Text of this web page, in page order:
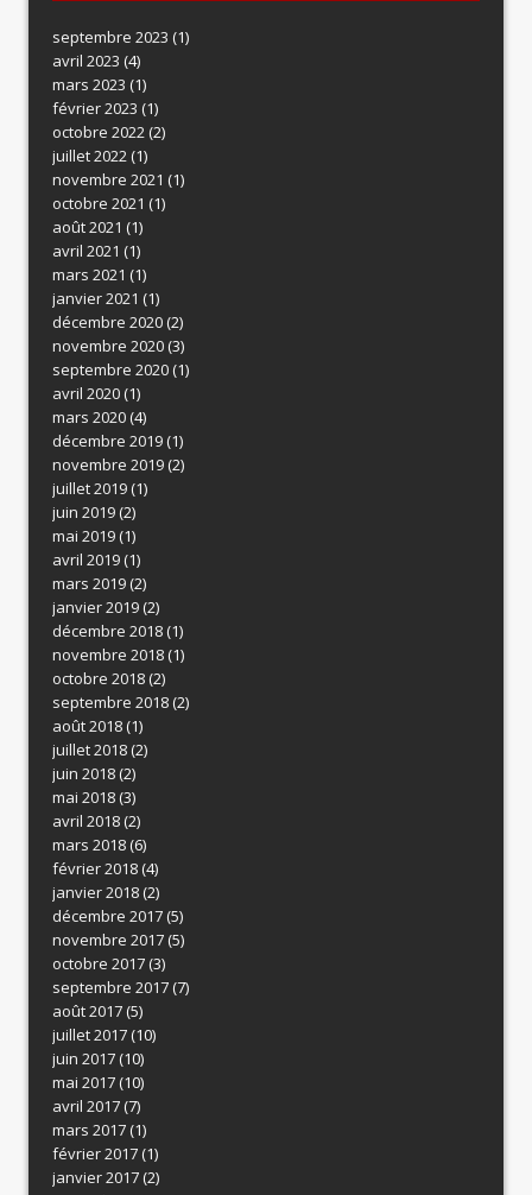
septembre 2023 (1)
avril 2023 (4)
mars 2023 (1)
février 2023 (1)
octobre 2022(2)
juillet 2022(1)
novembre 2021 (1)
octobre 2021 (1)
août 2021 (1)
avril 2021 (1)
mars 2021 (1)
janvier 2021 (1)
décembre 2020(2)
novembre 2020(3)
septembre 2020(1)
avril 2020(1)
mars 2020(4)
décembre 2019(1)
novembre 2019(2)
juillet 2019(1)
juin 2019(2)
mai 2019(1)
avril 2019(1)
mars 2019(2)
janvier 2019(2)
décembre 2018(1)
novembre 2018(1)
octobre 2018(2)
septembre 2018(2)
août 2018(1)
juillet 2018(2)
juin 2018(2)
mai 2018(3)
avril 2018(2)
mars 2018(6)
février 2018(4)
janvier 2018(2)
décembre 2017(5)
novembre 2017(5)
octobre 2017(3)
septembre 2017(7)
août 2017(5)
juillet 2017(10)
juin 2017(10)
mai 2017(10)
avril 2017(7)
mars 2017(1)
février 2017(1)
janvier 2017(2)